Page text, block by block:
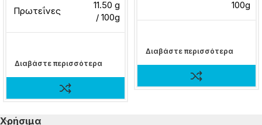
Πρωτεΐνες
11.50 g
/ 100g
Διαβάστε περισσότερα
100g
Διαβάστε περισσότερα
Χρήσιμα